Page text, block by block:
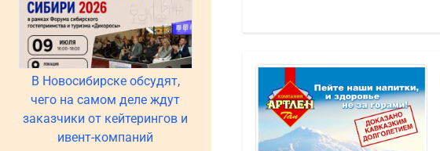
В Новосибирске обсудят,
чего на самом деле ждут
заказчики от кейтерингов и
ивент-компаний